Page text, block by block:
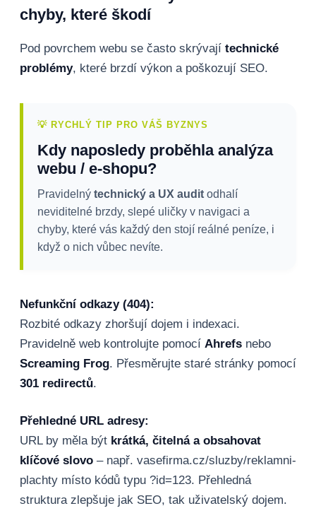
chyby, které škodí
Pod povrchem webu se často skrývají technické
problémy, které brzdí výkon a poškozují SEO.
💡 RYCHLÝ TIP PRO VÁŠ BYZNYS
Kdy naposledy proběhla analýza
webu / e-shopu?
Pravidelný technický a UX audit odhalí
neviditelné brzdy, slepé uličky v navigaci a
chyby, které vás každý den stojí reálné peníze, i
když o nich vůbec nevíte.
Nefunkční odkazy (404):
Rozbité odkazy zhoršují dojem i indexaci.
Pravidelně web kontrolujte pomocí Ahrefs nebo
Screaming Frog. Přesměrujte staré stránky pomocí
301 redirectů.
Přehledné URL adresy:
URL by měla být krátká, čitelná a obsahovat
klíčové slovo – např. vasefirma.cz/sluzby/reklamni-
plachty místo kódů typu ?id=123. Přehledná
struktura zlepšuje jak SEO, tak uživatelský dojem.